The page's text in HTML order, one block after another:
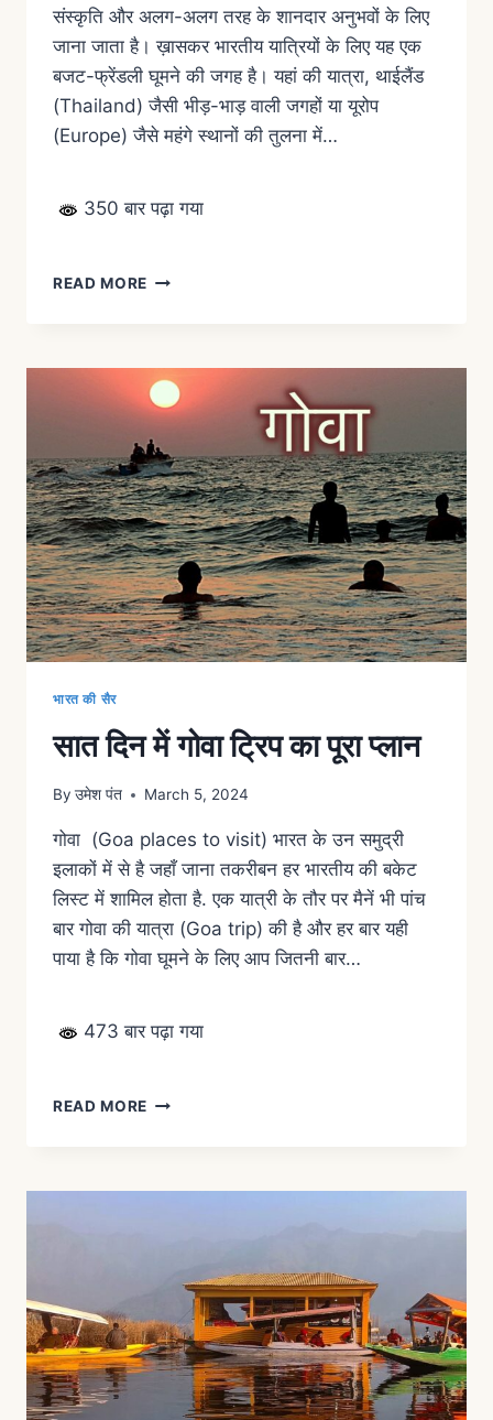
संस्कृति और अलग-अलग तरह के शानदार अनुभवों के लिए
जाना जाता है। ख़ासकर भारतीय यात्रियों के लिए यह एक
बजट-फ्रेंडली घूमने की जगह है। यहां की यात्रा, थाईलैंड
(Thailand) जैसी भीड़-भाड़ वाली जगहों या यूरोप
(Europe) जैसे महंगे स्थानों की तुलना में…
350 बार पढ़ा गया
READ MORE
भारत की सैर
सात दिन में गोवा ट्रिप का पूरा प्लान
By उमेश पंत March 5, 2024
गोवा (Goa places to visit) भारत के उन समुद्री
इलाकों में से है जहाँ जाना तकरीबन हर भारतीय की बकेट
लिस्ट में शामिल होता है. एक यात्री के तौर पर मैनें भी पांच
बार गोवा की यात्रा (Goa trip) की है और हर बार यही
पाया है कि गोवा घूमने के लिए आप जितनी बार…
473 बार पढ़ा गया
READ MORE